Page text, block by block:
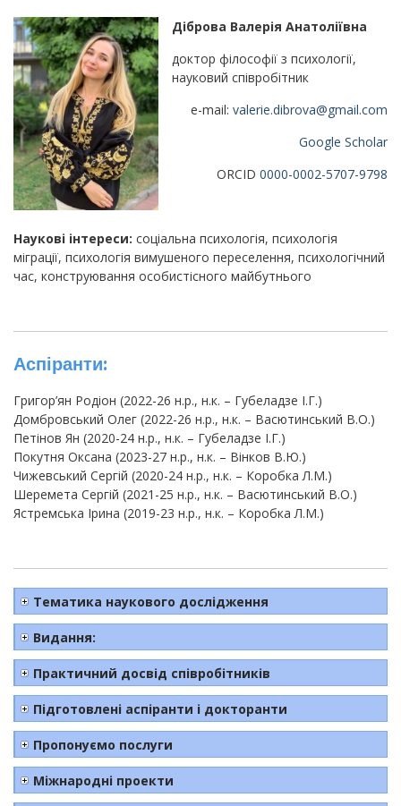
Діброва Валерія Анатоліївна
доктор філософії з психології,
науковий співробітник
e-mail: valerie.dibrova@gmail.com
Google Scholar
ORCID 0000-0002-5707-9798
Наукові інтереси: соціальна психологія, психологія
міграції, психологія вимушеного переселення, психологічний
час, конструювання особистісного майбутнього
Аспіранти:
Григор’ян Родіон (2022-26 н.р., н.к. – Губеладзе І.Г.)
Домбровський Олег (2022-26 н.р., н.к. – Васютинський В.О.)
Петінов Ян (2020-24 н.р., н.к. – Губеладзе І.Г.)
Покутня Оксана (2023-27 н.р., н.к. – Вінков В.Ю.)
Чижевський Сергій (2020-24 н.р., н.к. – Коробка Л.М.)
Шеремета Сергій (2021-25 н.р., н.к. – Васютинський В.О.)
Ястремська Ірина (2019-23 н.р., н.к. – Коробка Л.М.)
Тематика наукового дослідження
Видання:
Практичний досвід співробітників
Підготовлені аспіранти і докторанти
Пропонуємо послуги
Міжнародні проекти